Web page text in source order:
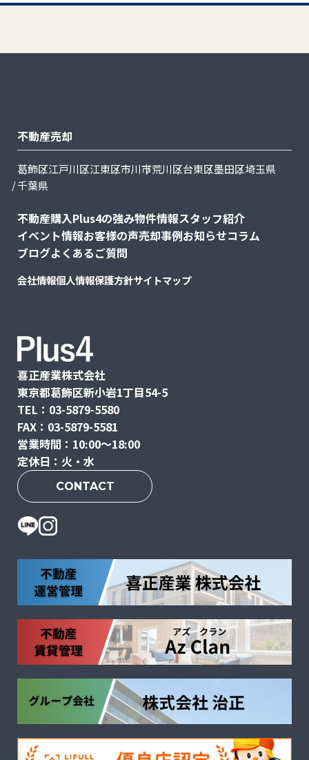
不動産売却
葛飾区江戸川区江東区市川市荒川区台東区墨田区埼玉県
千葉県
不動産購入Plus4の強み物件情報スタッフ紹介
イベント情報お客様の声売却事例お知らせコラム
ブログよくあるご質問
会社情報個人情報保護方針サイトマップ
喜正産業株式会社
東京都葛飾区新小岩1丁目54-5
TEL：03-5879-5580
FAX：03-5879-5581
営業時間：10:00〜18:00
定休日：火・水
CONTACT